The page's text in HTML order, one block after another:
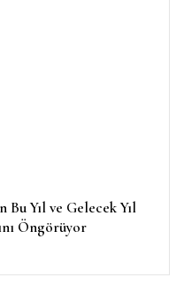
Bu Yıl ve Gelecek Yıl
Öngörüyor